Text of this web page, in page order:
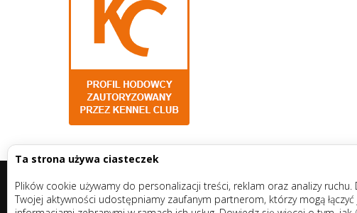
Ta strona używa ciasteczek
Plików cookie używamy do personalizacji treści, reklam oraz analizy ruchu.
Twojej aktywności udostępniamy zaufanym partnerom, którzy mogą łączyć